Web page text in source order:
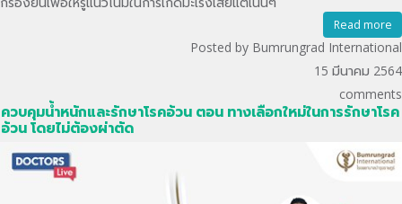
Read more
Posted by Bumrungrad International
15 มีนาคม 2564
comments
ควบคุมน้ำหนักและรักษาโรคอ้วน ตอน ทางเลือกใหม่ในการรักษาโรค
อ้วน โดยไม่ต้องผ่าตัด